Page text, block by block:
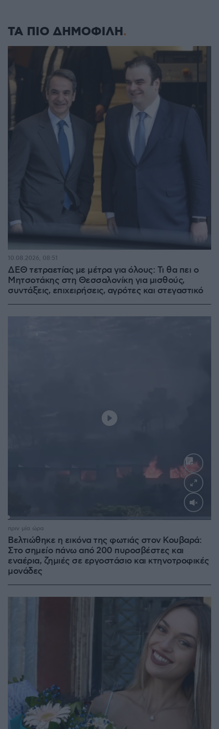
ΤΑ ΠΙΟ ΔΗΜΟΦΙΛΗ
ΔΕΘ τετραετίας με μέτρα για όλους: Τι θα πει ο
Μητσοτάκης στη Θεσσαλονίκη για μισθούς,
συντάξεις, επιχειρήσεις, αγρότες και στεγαστικό
10.08.2026, 08:51
Loaded
Βελτιώθηκε η εικόνα της φωτιάς στον Κουβαρά:
Στο σημείο πάνω από 200 πυροσβέστες και
εναέρια, ζημιές σε εργοστάσιο και κτηνοτροφικές
μονάδες
πριν μία ώρα